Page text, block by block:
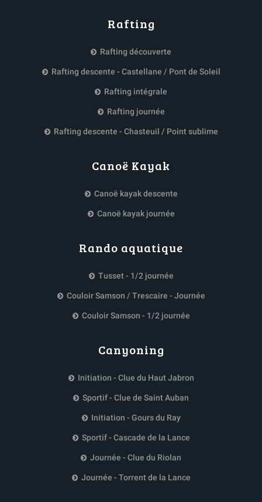
Rafting
Rafting découverte
Rafting descente - Castellane / Pont de Soleil
Rafting intégrale
Rafting journée
Rafting descente - Chasteuil / Point sublime
Canoë Kayak
Canoë kayak descente
Canoë kayak journée
Rando aquatique
Tusset - 1/2 journée
Couloir Samson / Trescaire - Journée
Couloir Samson - 1/2 journée
Canyoning
Initiation - Clue du Haut Jabron
Sportif - Clue de Saint Auban
Initiation - Gours du Ray
Sportif - Cascade de la Lance
Journée - Clue du Riolan
Journée - Torrent de la Lance